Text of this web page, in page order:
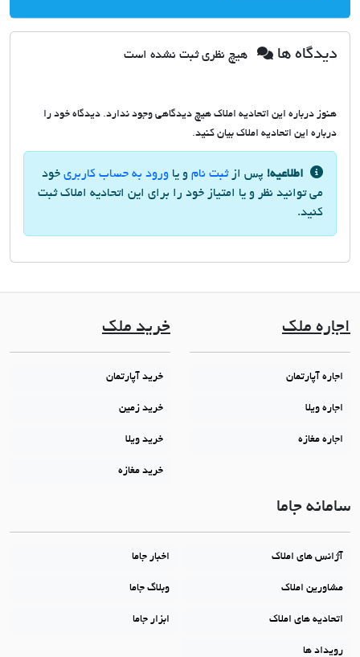
دیدگاه ها هیچ نظری ثبت نشده است
هنوز درباره این اتحادیه املاک هیچ دیدگاهی وجود ندارد. دیدگاه خود را
درباره این اتحادیه املاک بیان کنید.
اطلاعیه! پس ازثبت نام و یا ورود به حساب کاربری خود
می توانید نظر و یا امتیاز خود را برای این اتحادیه املاک ثبت
کنید.
اجاره ملک
اجاره آپارتمان
اجاره ویلا
اجاره مغازه
خرید ملک
خرید آپارتمان
خرید زمین
خرید ویلا
خرید مغازه
سامانه جاما
آژانس های املاک اخبار جاما
مشاورین املاک وبلاگ جاما
اتحادیه های املاک ابزار جاما
رویداد ها